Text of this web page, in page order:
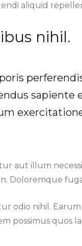
aliquid
nihil.
sapiente
aut illum
Doloremque
odio nihil.
possimus quos